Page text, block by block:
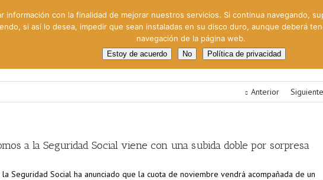
Gestión Cinematográfica Otros servicios
Anterior Siguiente
a la Seguridad Social viene con una subida doble por sorpresa
Seguridad Social ha anunciado que la cuota de noviembre vendrá acompañada de un
información con la finalidad de mejorar nuestros servicios. Si continua navegando,
si así lo desea, impedir que sean instaladas en su disco duro, aunque deberá
navegación de la página web.
Estoy de acuerdo No Política de privacidad